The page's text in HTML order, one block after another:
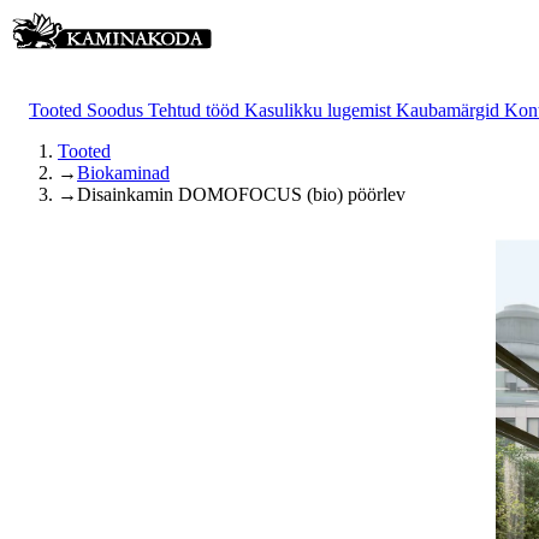
Tooted Soodus Tehtud tööd Kasulikku lugemist Kaubamärgid
Tooted
→Biokaminad
→Disainkamin DOMOFOCUS (bio) pöörlev